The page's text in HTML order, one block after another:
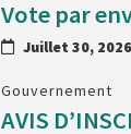
Vote par
Juillet 30, 2026
Gouvernement